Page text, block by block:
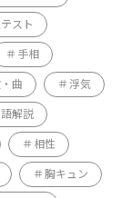
スト
手相
曲 浮気
語解説
相性
胸キュン